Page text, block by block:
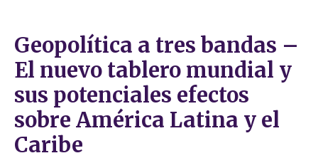
Geopolítica a tres bandas –
El nuevo tablero mundial y
sus potenciales efectos
sobre América Latina y el
Caribe